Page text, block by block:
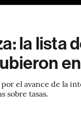
la lista
el avance de la
sobre tasas.